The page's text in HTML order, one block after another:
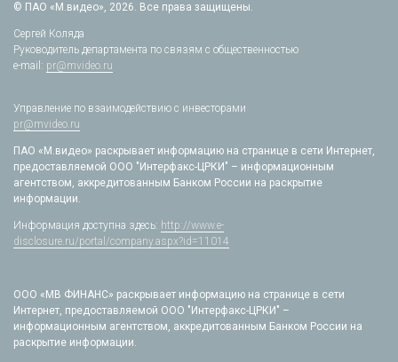
© ПАО «М.видео», 2026. Все права защищены.
Сергей Коляда
Руководитель департамента по связям с общественностью
e-mail: pr@mvideo.ru
Управление по взаимодействию с инвесторами
pr@mvideo.ru
ПАО «М.видео» раскрывает информацию на странице в сети Интернет,
предоставляемой ООО "Интерфакс-ЦРКИ" – информационным
агентством, аккредитованным Банком России на раскрытие
информации.
Информация доступна здесь: http://www.e-
disclosure.ru/portal/company.aspx?id=11014
ООО «МВ ФИНАНС» раскрывает информацию на странице в сети
Интернет, предоставляемой ООО "Интерфакс-ЦРКИ" –
информационным агентством, аккредитованным Банком России на
раскрытие информации.